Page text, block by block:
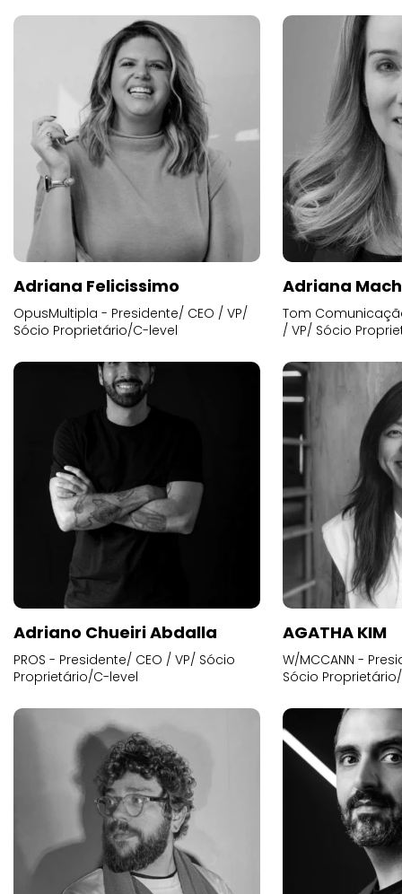
Adriana Felicissimo
OpusMultipla - Presidente/ CEO / VP/
Sócio Proprietário/C-level
Adriana
Tom
/ VP/ Sócio
Adriano Chueiri Abdalla
PROS - Presidente/ CEO / VP/ Sócio
Proprietário/C-level
AGATHA KIM
W/MCCANN -
Sócio